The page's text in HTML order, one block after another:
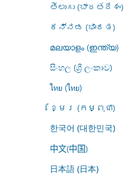
తెలుగు (భారతదేశం)
ಕನ್ನಡ (ಭಾರತ)
മലയാളം (ഇന്ത്യ)
සිංහල (ශ්‍රී ලංකාව)
ไทย (ไทย)
ខ្មែរ (កម្ពុជា)
한국어 (대한민국)
中文(中国)
日本語 (日本)